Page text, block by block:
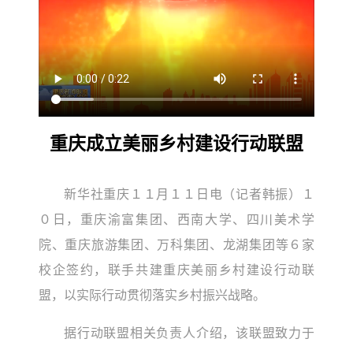
重庆成立美丽乡村建设行动联盟
新华社重庆１１月１１日电（记者韩振）１
０日，重庆渝富集团、西南大学、四川美术学
院、重庆旅游集团、万科集团、龙湖集团等６家
校企签约，联手共建重庆美丽乡村建设行动联
盟，以实际行动贯彻落实乡村振兴战略。
据行动联盟相关负责人介绍，该联盟致力于